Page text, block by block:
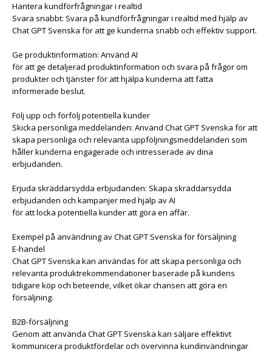
Hantera kundförfrågningar i realtid
Svara snabbt: Svara på kundförfrågningar i realtid med hjälp av
Chat GPT Svenska för att ge kunderna snabb och effektiv support.
Ge produktinformation: Använd AI
för att ge detaljerad produktinformation och svara på frågor om
produkter och tjänster för att hjälpa kunderna att fatta
informerade beslut.
Följ upp och förfölj potentiella kunder
Skicka personliga meddelanden: Använd Chat GPT Svenska för att
skapa personliga och relevanta uppföljningsmeddelanden som
håller kunderna engagerade och intresserade av dina
erbjudanden.
Erjuda skräddarsydda erbjudanden: Skapa skräddarsydda
erbjudanden och kampanjer med hjälp av AI
för att locka potentiella kunder att göra en affär.
Exempel på användning av Chat GPT Svenska för försäljning
E-handel
Chat GPT Svenska kan användas för att skapa personliga och
relevanta produktrekommendationer baserade på kundens
tidigare köp och beteende, vilket ökar chansen att göra en
försäljning.
B2B-försäljning
Genom att använda Chat GPT Svenska kan säljare effektivt
kommunicera produktfördelar och övervinna kundinvändningar